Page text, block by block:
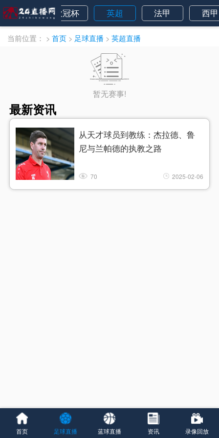
美职业 欧冠杯 英超 法甲 西甲
当前位置： > 首页 > 足球直播 > 英超直播
暂无赛事!
最新资讯
从天才球员到教练：杰拉德、鲁
尼与兰帕德的执教之路
70 2025-02-06
首页 足球直播 蓝球直播 资讯 录像回放